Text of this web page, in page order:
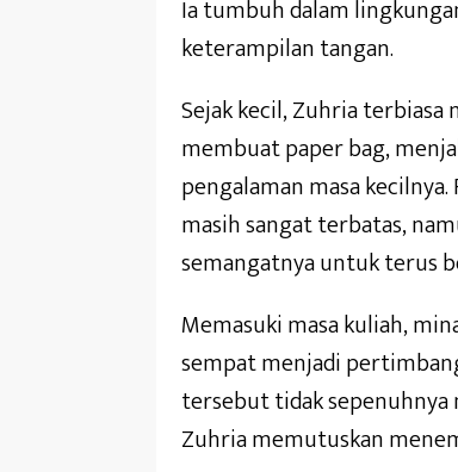
Ia tumbuh dalam
keterampilan tangan.
Sejak kecil, Zuhria
membuat paper bag,
pengalaman masa
masih sangat terbatas,
semangatnya untuk terus
Memasuki masa kuliah,
sempat menjadi
tersebut tidak sepenuhnya
Zuhria memutuskan